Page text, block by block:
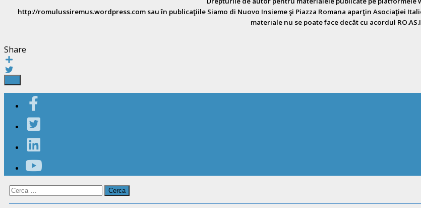
http://romulussiremus.wordpress.com sau în publicaţiile Siamo di Nuovo Insieme şi Piazza Romana aparţin Asociaţiei
materiale nu se poate face decât cu acordul
Share
Ricerca
per: